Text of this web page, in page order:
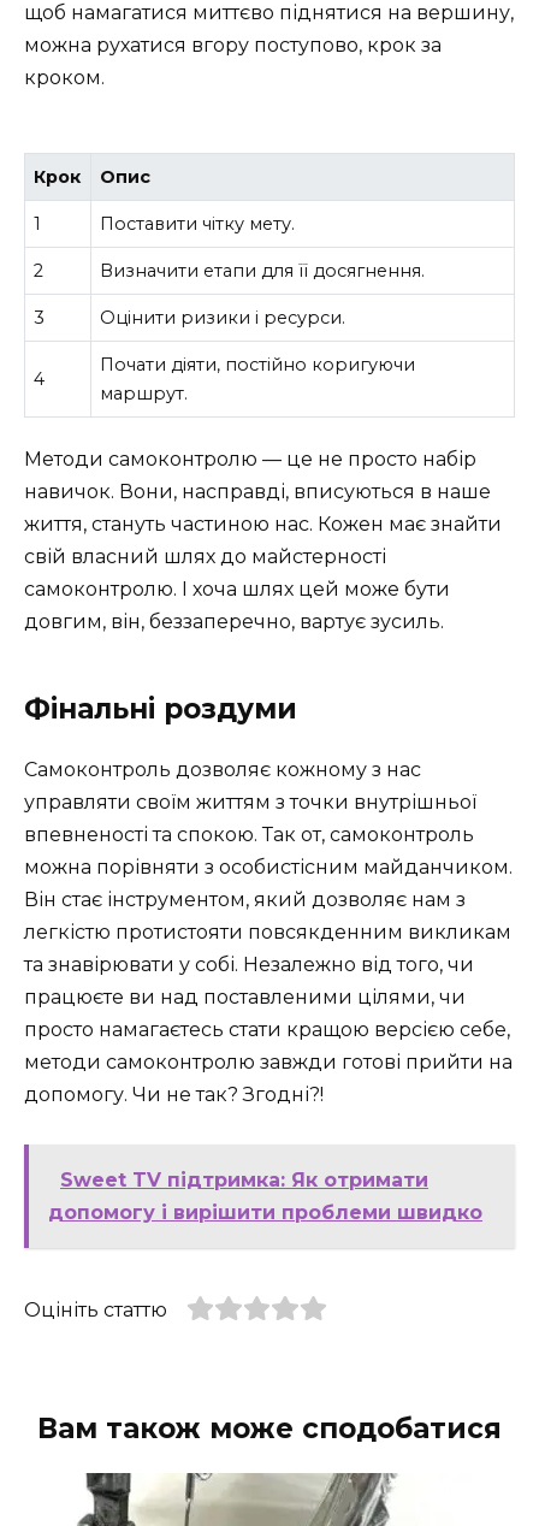
щоб намагатися миттєво піднятися на вершину,
можна рухатися вгору поступово, крок за
кроком.
Крок Опис
1 Поставити чітку мету.
2 Визначити етапи для її досягнення.
3 Оцінити ризики і ресурси.
4
Почати діяти, постійно коригуючи
маршрут.
Методи самоконтролю — це не просто набір
навичок. Вони, насправді, вписуються в наше
життя, стануть частиною нас. Кожен має знайти
свій власний шлях до майстерності
самоконтролю. І хоча шлях цей може бути
довгим, він, беззаперечно, вартує зусиль.
Фінальні роздуми
Самоконтроль дозволяє кожному з нас
управляти своїм життям з точки внутрішньої
впевненості та спокою. Так от, самоконтроль
можна порівняти з особистісним майданчиком.
Він стає інструментом, який дозволяє нам з
легкістю протистояти повсякденним викликам
та знавірювати у собі. Незалежно від того, чи
працюєте ви над поставленими цілями, чи
просто намагаєтесь стати кращою версією себе,
методи самоконтролю завжди готові прийти на
допомогу. Чи не так? Згодні?!
Sweet TV підтримка: Як отримати
допомогу і вирішити проблеми швидко
Оцініть статтю
Вам також може сподобатися